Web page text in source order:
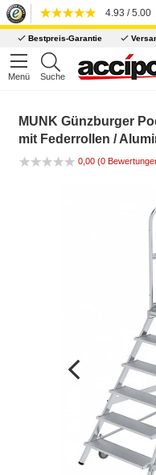
4.93 / 5.00
Bestpreis-Garantie
Menü Suche
MUNK Günzburger
mit Federrollen /
0,00 (0
Vorheriges